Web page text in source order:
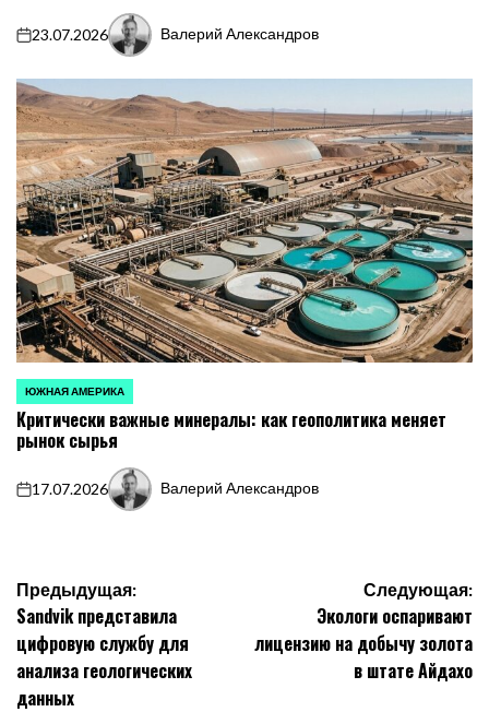
on
23.07.2026
Запись
Валерий Александров
ОПУБЛИКОВАНО
В
ЮЖНАЯ АМЕРИКА
Критически важные минералы: как геополитика меняет
рынок сырья
on
17.07.2026
Запись
Валерий Александров
Навигация
по
записям
Предыдущая:
Sandvik представила
цифровую службу для
анализа геологических
данных
Следующая:
Экологи оспаривают
лицензию на добычу золота
в штате Айдахо